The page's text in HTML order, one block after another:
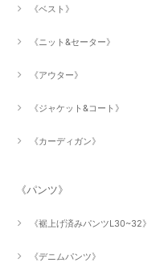
《ベスト》
《ニット&セーター》
《アウター》
《ジャケット&コート》
《カーディガン》
《パンツ》
《裾上げ済みパンツL30~32》
《デニムパンツ》